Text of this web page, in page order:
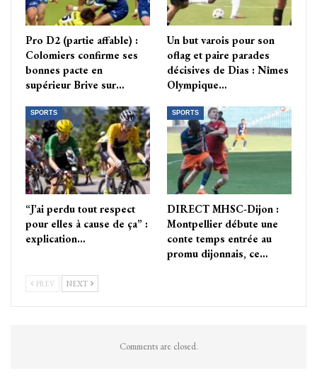
Pro D2 (partie affable) :
Colomiers confirme ses
bonnes pacte en
supérieur Brive sur…
Un but varois pour son
oflag et paire parades
décisives de Dias : Nîmes
Olympique…
SPORTS
“J’ai perdu tout respect
pour elles à cause de ça” :
explication…
SPORTS
DIRECT MHSC-Dijon :
Montpellier débute une
conte temps entrée au
promu dijonnais, ce…
PREV NEXT
Comments are closed.